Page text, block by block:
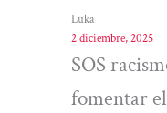
Luka
2 diciembre, 2025
SOS
fomentar